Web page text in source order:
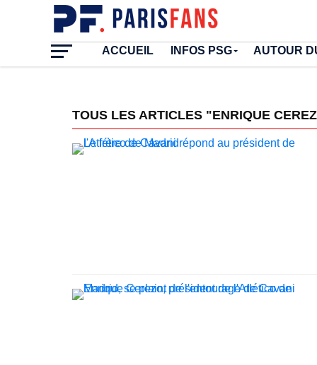
ACCUEIL INFOS PSG AUTOUR
TOUS LES ARTICLES "ENRIQUE